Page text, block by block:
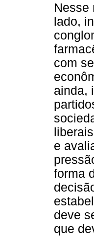
Nesse
lado,
com
ainda,
e
forma
deve
que